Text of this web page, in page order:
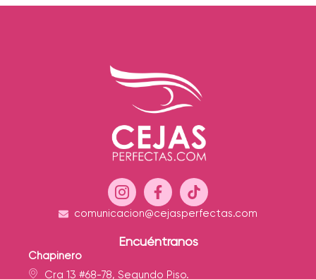
comunicacion@cejasperfectas.com
Encuéntranos
Chapinero
Cra 13 #68-78, Segundo Piso.